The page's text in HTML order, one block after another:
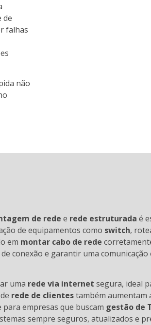
de
falhas
não
de rede e rede estruturada é
de equipamentos como switch,
em montar cabo de rede
conexão e garantir uma
uma rede via internet segura, ideal
rede de clientestambém aumentam
para empresas que buscam gestão de
sempre seguros, atualizados e